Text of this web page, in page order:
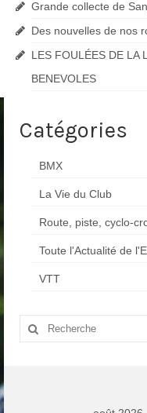
Grande collecte de
Des nouvelles de nos
LES FOULÉES DE LA
BENEVOLES
Catégories
BMX
La Vie du Club
Route, piste, cyclo-
Toute l'Actualité de
VTT
Rechercher